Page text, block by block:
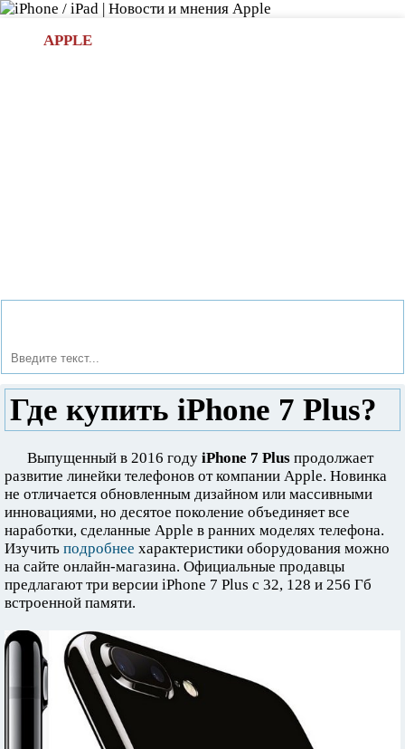
APPLE
Где купить iPhone 7 Plus?
Выпущенный в 2016 году iPhone 7 Plus продолжает
развитие линейки телефонов от компании Apple. Новинка
не отличается обновленным дизайном или массивными
инновациями, но десятое поколение объединяет все
наработки, сделанные Apple в ранних моделях телефона.
Изучить подробнее характеристики оборудования можно
на сайте онлайн-магазина. Официальные продавцы
предлагают три версии iPhone 7 Plus с 32, 128 и 256 Гб
встроенной памяти.